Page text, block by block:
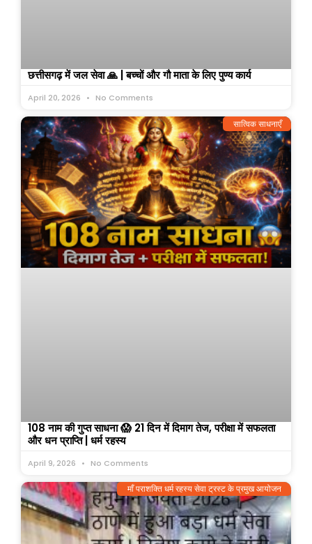
छत्तीसगढ़ में जल सेवा 🙏 | बच्चों और गौ माता के लिए पुण्य कार्य
April 20, 2026 No Comments
सात्विक साधनाएँ
108 नाम की गुप्त साधना 😱 21 दिन में दिमाग तेज, परीक्षा में सफलता
और धन प्राप्ति | धर्म रहस्य
April 9, 2026 No Comments
माँ पराशक्ति धर्म रहस्य सेवा ट्रस्ट के प्रमुख आयोजन